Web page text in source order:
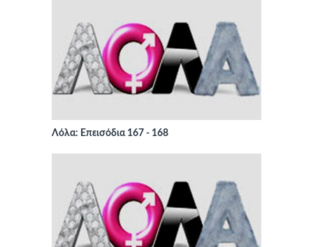
Λόλα: Επεισόδια 167 - 168